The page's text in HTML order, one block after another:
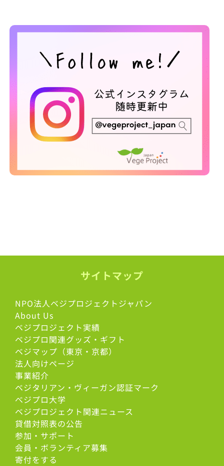
サイトマップ
NPO法人ベジプロジェクトジャパン
About Us
ベジプロジェクト実績
ベジプロ関連グッズ・ギフト
ベジマップ（東京・京都）
法人向けページ
事業紹介
ベジタリアン・ヴィーガン認証マーク
べジプロ大学
ベジプロジェクト関連ニュース
貸借対照表の公告
参加・サポート
会員・ボランティア募集
寄付をする